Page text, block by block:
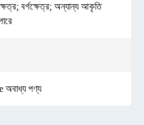
বর্গক্ষেত্র; অন্যান্য আকৃতি
পণ্য